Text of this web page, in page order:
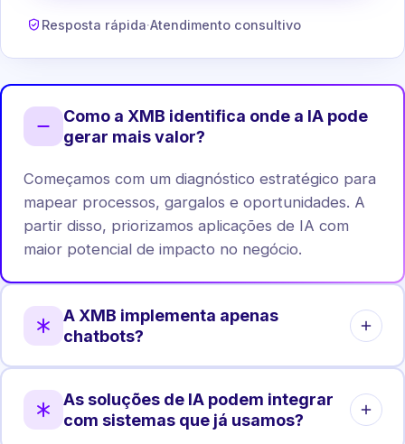
Resposta rápida·Atendimento consultivo
Como a XMB identifica onde a IA pode
gerar mais valor?
Começamos com um diagnóstico estratégico para
mapear processos, gargalos e oportunidades. A
partir disso, priorizamos aplicações de IA com
maior potencial de impacto no negócio.
A XMB implementa apenas
chatbots?
Atuamos em automação de processos, análise de
dados, agentes internos, integrações e
As soluções de IA podem integrar
com sistemas que já usamos?